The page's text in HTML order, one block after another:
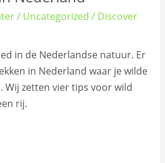
/ Uncategorized / Discover
in de Nederlandse natuur. Er
in Nederland waar je wilde
zetten vier tips voor wild
rij.